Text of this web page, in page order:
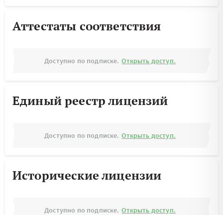
Аттестаты соответствия
Доступно по подписке. Открыть доступ.
Единый реестр лицензий
Доступно по подписке. Открыть доступ.
Исторические лицензии
Доступно по подписке. Открыть доступ.